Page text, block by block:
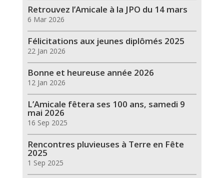
Retrouvez l’Amicale à la JPO du 14 mars
6 Mar 2026
Félicitations aux jeunes diplômés 2025
22 Jan 2026
Bonne et heureuse année 2026
12 Jan 2026
L’Amicale fêtera ses 100 ans, samedi 9
mai 2026
16 Sep 2025
Rencontres pluvieuses à Terre en Fête
2025
1 Sep 2025